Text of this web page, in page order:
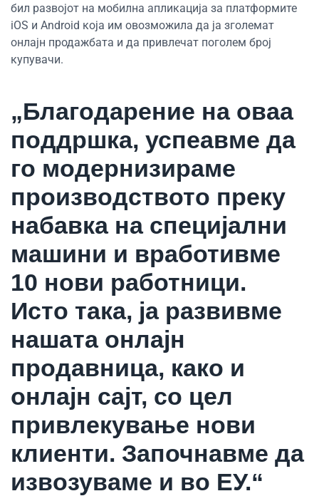
бил развојот на мобилна апликација за платформите
iOS и Android која им овозможила да ја зголемат
онлајн продажбата и да привлечат поголем број
купувачи.
„Благодарение на оваа
поддршка, успеавме да
го модернизираме
производството преку
набавка на специјални
машини и вработивме
10 нови работници.
Исто така, ја развивме
нашата онлајн
продавница, како и
онлајн сајт, со цел
привлекување нови
клиенти. Започнавме да
извозуваме и во ЕУ.“